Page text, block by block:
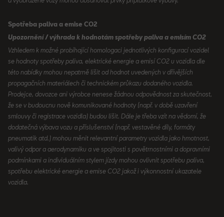
Spotřeba paliva a emise CO2
Upozornění / výhrada k hodnotám spotřeby paliva a emisím CO2
Vzhledem k možné probíhající homologaci jednotlivých konfigurací vozidel
se hodnoty spotřeby paliva, elektrické energie a emisí CO2 u vozidla dle
této nabídky mohou nepatrně lišit od hodnot uvedených v dřívějších
propagačních materiálech či technickém průkazu dodaného vozidla.
Prodejce, dovozce ani výrobce nenese žádnou odpovědnost za skutečnost,
že se v budoucnu nově komunikované hodnoty (např. v době uzavření
smlouvy či registrace vozidla) budou lišit. Dále je třeba vzít na vědomí, že
dodatečná výbava vozu a příslušenství (např. vestavěné díly, formáty
pneumatik atd.) mohou měnit relevantní parametry vozidla jako hmotnost,
valivý odpor a aerodynamiku a ve spojitosti s povětrnostními a dopravními
podmínkami a individuálním stylem jízdy mohou ovlivnit spotřebu paliva,
spotřebu elektrické energie a emise CO2 jakož i výkonnostní ukazatele
vozidla.